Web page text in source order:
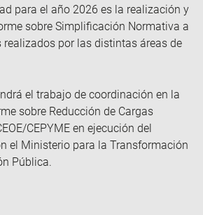
para el año 2026 es la realización y
sobre Simplificación Normativa a
por las distintas áreas de
el trabajo de coordinación en la
sobre Reducción de Cargas
CEPYME en ejecución del
el Ministerio para la Transformación
Pública.